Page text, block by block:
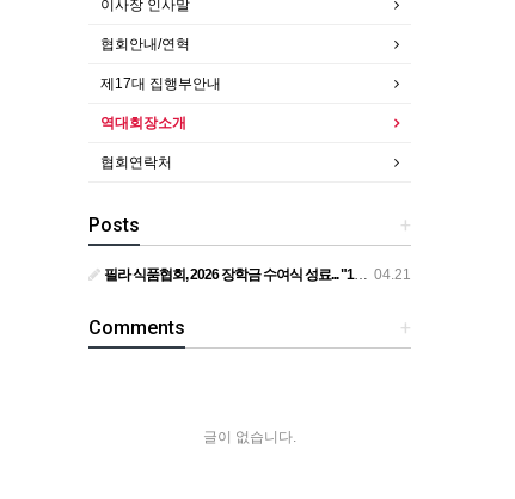
이사장 인사말
협회안내/연혁
제17대 집행부안내
역대회장소개
협회연락처
+
Posts
04.21
필라 식품협회, 2026 장학금 수여식 성료... "11명의 꿈을 응원합니다"... 필라 식품협회, 1만 1천 달러 장학금 전달
+
Comments
글이 없습니다.